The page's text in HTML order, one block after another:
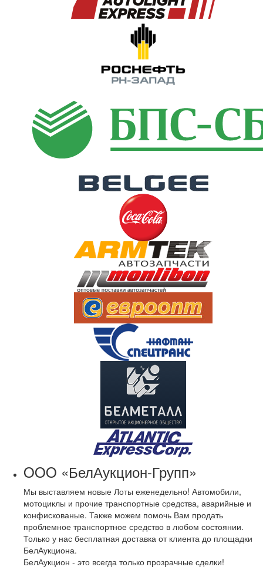
OOO «БелАукцион-Групп»
Мы выставляем новые Лоты еженедельно! Автомобили,
мотоциклы и прочие транспортные средства, аварийные и
конфискованые. Также можем помочь Вам продать
проблемное транспортное средство в любом состоянии.
Только у нас бесплатная доставка от клиента до площадки
БелАукциона.
БелАукцион - это всегда только прозрачные сделки!